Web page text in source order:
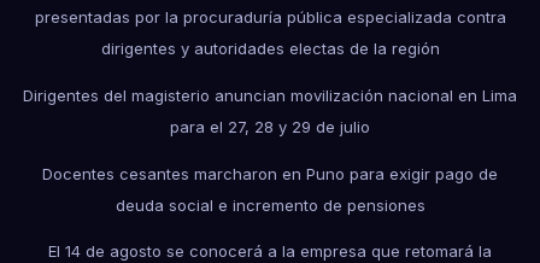
presentadas por la procuraduría pública especializada contra
dirigentes y autoridades electas de la región
Dirigentes del magisterio anuncian movilización nacional en Lima
para el 27, 28 y 29 de julio
Docentes cesantes marcharon en Puno para exigir pago de
deuda social e incremento de pensiones
El 14 de agosto se conocerá a la empresa que retomará la